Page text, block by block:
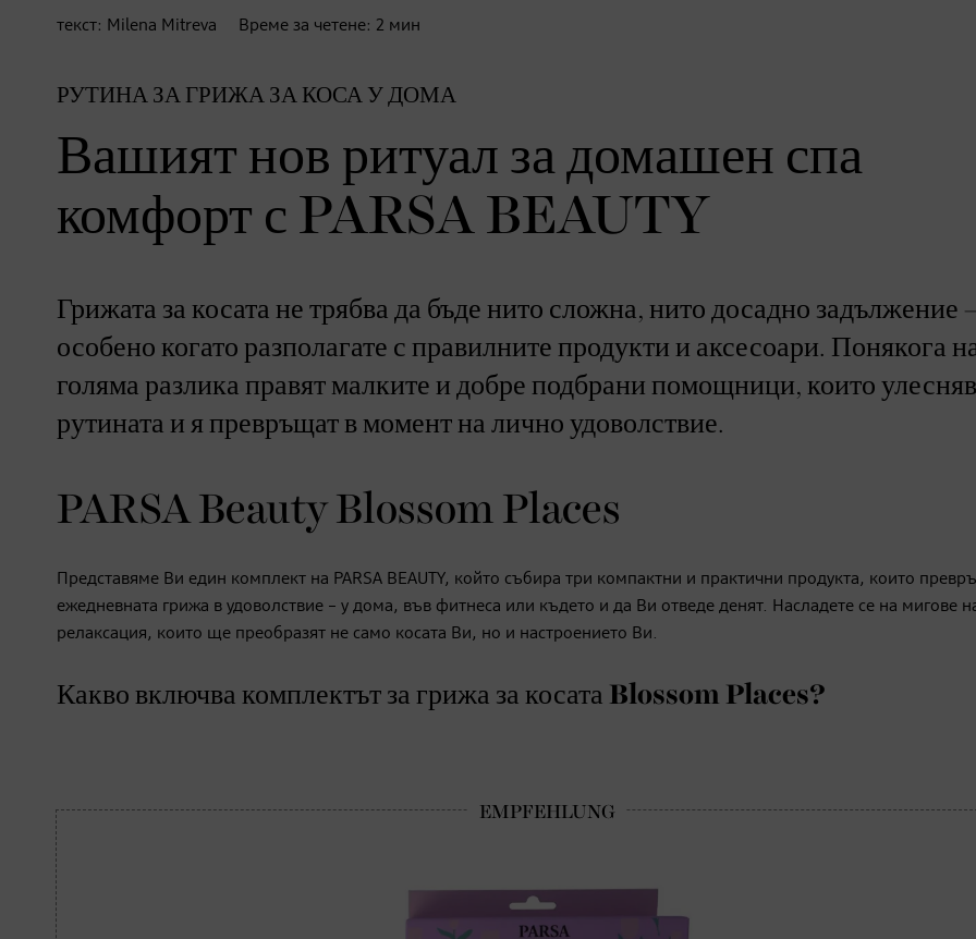
текст: Milena Mitreva Време за четене: 2 мин
РУТИНА ЗА ГРИЖА ЗА КОСА У ДОМА
Вашият нов ритуал за домашен спа
комфорт с PARSA BEAUTY
Грижата за косата не трябва да бъде нито сложна, нито досадно задължение –
особено когато разполагате с правилните продукти и аксесоари. Понякога
голяма разлика правят малките и добре подбрани помощници, които
рутината и я превръщат в момент на лично удоволствие.
PARSA Beauty Blossom Places
Представяме Ви един комплект на PARSA BEAUTY, който събира три компактни и практични продукта, които
ежедневната грижа в удоволствие – у дома, във фитнеса или където и да Ви отведе денят. Насладете се на мигове
релаксация, които ще преобразят не само косата Ви, но и настроението Ви.
Какво включва комплектът за грижа за косата Blossom Places?